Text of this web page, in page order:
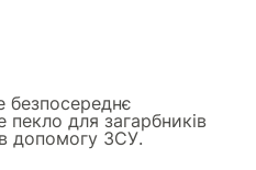
безпосереднє
для загарбників
допомогу ЗСУ.